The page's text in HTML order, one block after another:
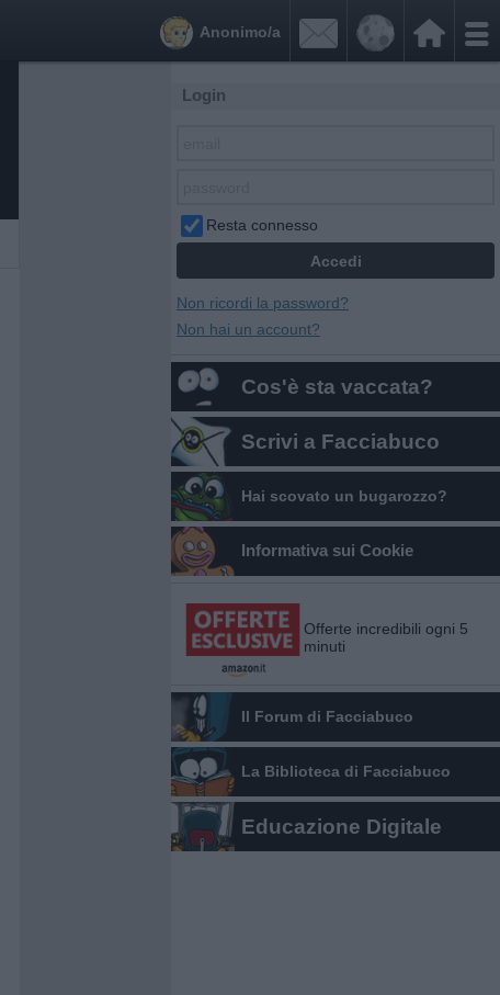


Anonimo/a
Login
Resta connesso
Non ricordi la password?
Non hai un account?
Cos'è sta vaccata?
Scrivi a Facciabuco
Hai scovato un bugarozzo?
Informativa sui Cookie
Offerte incredibili ogni 5
minuti
Il Forum di Facciabuco
La Biblioteca di Facciabuco
Educazione Digitale